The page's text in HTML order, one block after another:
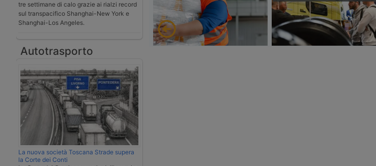
tre settimane di calo grazie ai rialzi record
sul transpacifico Shanghai-New York e
Shanghai-Los Angeles.
Autotrasporto
La nuova società Toscana Strade supera
la Corte dei Conti